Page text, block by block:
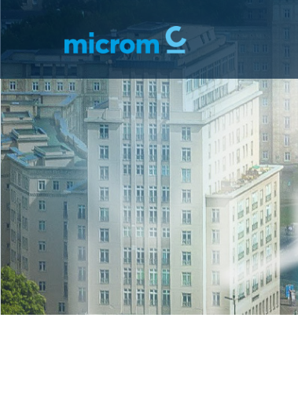
Zum Hauptinhalt springen